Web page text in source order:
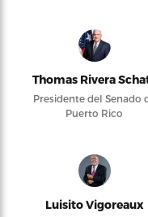
Thomas Rivera
Presidente del Senado
Puerto Rico
Luisito Vigoreaux